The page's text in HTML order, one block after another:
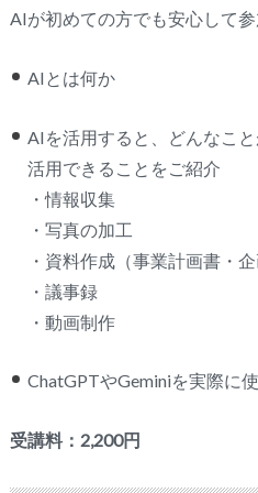
AIが初めての方でも安心して参
AIとは何か
AIを活用すると、どんなこ
活用できることをご紹介
・情報収集
・写真の加工
・資料作成（事業計画書・企
・議事録
・動画制作
ChatGPTやGeminiを実際に
受講料：2,200円